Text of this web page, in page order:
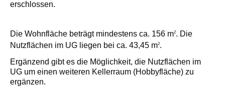
erschlossen.
Die Wohnfläche beträgt mindestens ca. 156 m2. Die
Nutzflächen im UG liegen bei ca. 43,45 m2.
Ergänzend gibt es die Möglichkeit, die Nutzflächen im
UG um einen weiteren Kellerraum (Hobbyfläche) zu
ergänzen.